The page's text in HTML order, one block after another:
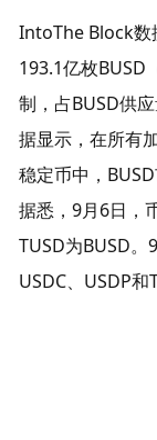
IntoThe Block数
193.1亿枚BUSD
制，占BUSD供
据显示，在所有
稳定币中，
据悉，9月6日，
TUSD为BUSD
USDC、USDP和